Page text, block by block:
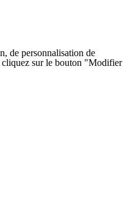
de personnalisation de
cliquez sur le bouton "Modifier